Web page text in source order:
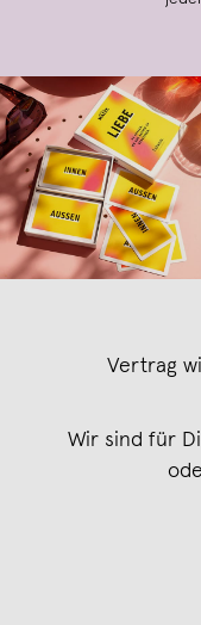
Vertrag
Wir sind für